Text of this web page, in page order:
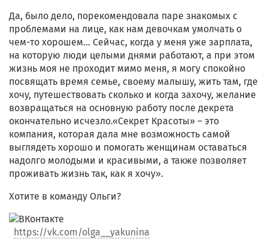
Да, было дело, порекомендовала паре знакомых с
проблемами на лице, как нам девочкам умолчать о
чем-то хорошем... Сейчас, когда у меня уже зарплата,
на которую люди целыми днями работают, а при этом
жизнь моя не проходит мимо меня, я могу спокойно
посвящать время семье, своему малышу, жить там, где
хочу, путешествовать сколько и когда захочу, желание
возвращаться на основную работу после декрета
окончательно исчезло.«Секрет Красоты» – это
компания, которая дала мне возможность самой
выглядеть хорошо и помогать женщинам оставаться
надолго молодыми и красивыми, а также позволяет
проживать жизнь так, как я хочу».
Хотите в команду Ольги?
https://vk.com/olga__yakunina